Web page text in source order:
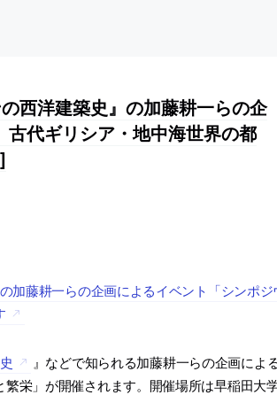
西洋建築史』の加藤耕一らの企
代ギリシア・地中海世界の都
加藤耕一らの企画によるイベント「シンポ
』などで知られる加藤耕一らの企画によ
栄」が開催されます。開催場所は早稲田大